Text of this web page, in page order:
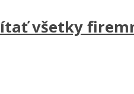
všetky